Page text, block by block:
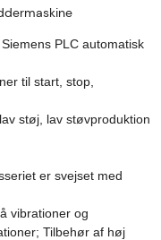
PLC automatisk
til start, stop,
støj, lav støvproduktion
er svejset med
vibrationer og
Tilbehør af høj